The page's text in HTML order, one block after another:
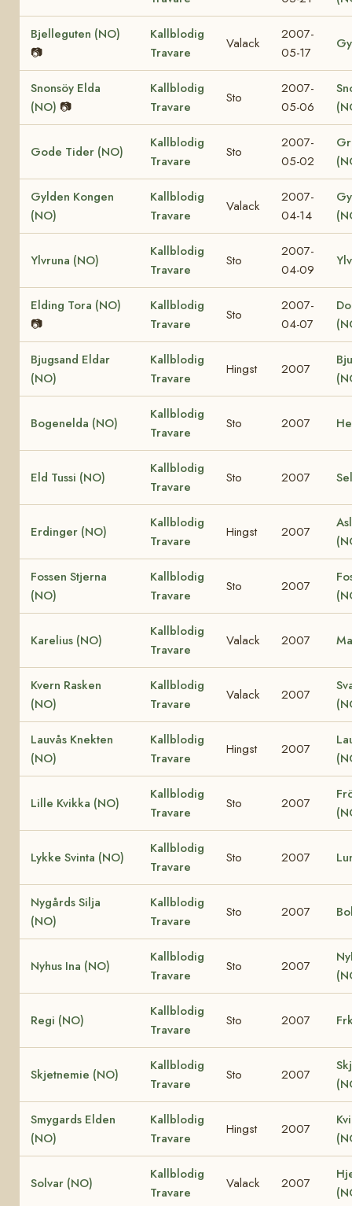
Bjelleguten (NO)
📷
Kallblodig
Travare
Valack
2007-
05-17
Snonsöy Elda
(NO) 📷
Kallblodig
Travare
Sto
2007-
05-06
Gode Tider (NO)
Kallblodig
Travare
Sto
2007-
05-02
Gylden Kongen
(NO)
Kallblodig
Travare
Valack
2007-
04-14
Ylvruna (NO)
Kallblodig
Travare
Sto
2007-
04-09
Elding Tora (NO)
📷
Kallblodig
Travare
Sto
2007-
04-07
Bjugsand Eldar
(NO)
Kallblodig
Travare
Hingst 2007
Bogenelda (NO)
Kallblodig
Travare
Sto 2007
Eld Tussi (NO)
Kallblodig
Travare
Sto 2007
Erdinger (NO)
Kallblodig
Travare
Hingst 2007
Fossen Stjerna
(NO)
Kallblodig
Travare
Sto 2007
Karelius (NO)
Kallblodig
Travare
Valack 2007
Kvern Rasken
(NO)
Kallblodig
Travare
Valack 2007
Lauvås Knekten
(NO)
Kallblodig
Travare
Hingst 2007
Lille Kvikka (NO)
Kallblodig
Travare
Sto 2007
Lykke Svinta (NO)
Kallblodig
Travare
Sto 2007
Nygårds Silja
(NO)
Kallblodig
Travare
Sto 2007
Nyhus Ina (NO)
Kallblodig
Travare
Sto 2007
Regi (NO)
Kallblodig
Travare
Sto 2007
Skjetnemie (NO)
Kallblodig
Travare
Sto 2007
Smygards Elden
(NO)
Kallblodig
Travare
Hingst 2007
Solvar (NO)
Kallblodig
Travare
Valack 2007